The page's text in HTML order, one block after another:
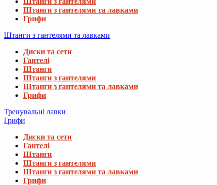
Штанги з гантелями та лавками
Грифи
Штанги з гантелями та лавками
Диски та сети
Гантелі
Штанги
Штанги з гантелями
Штанги з гантелями та лавками
Грифи
Тренувальні лавки
Грифи
Диски та сети
Гантелі
Штанги
Штанги з гантелями
Штанги з гантелями та лавками
Грифи